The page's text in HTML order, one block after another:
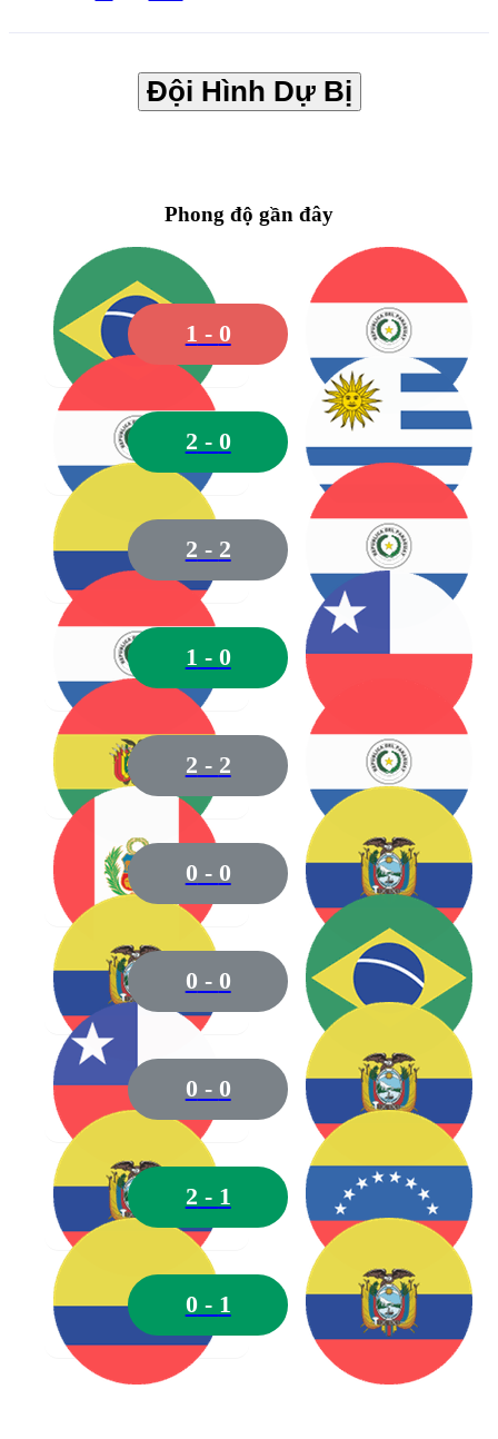
Đội Hình Dự Bị
Gill
Espínola
Agustín Sández
05 Duarte
02 Velázquez
Ávalos
Phong độ gần đây
1 - 0
2 - 0
2 - 2
1 - 0
2 - 2
0 - 0
0 - 0
0 - 0
2 - 1
0- 1